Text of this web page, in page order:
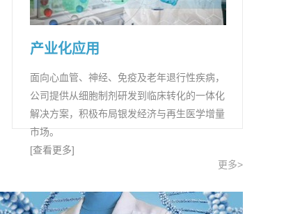
产业化应用
面向心血管、神经、免疫及老年退行性疾病，
公司提供从细胞制剂研发到临床转化的一体化
解决方案，积极布局银发经济与再生医学增量
市场。
[查看更多]
更多>